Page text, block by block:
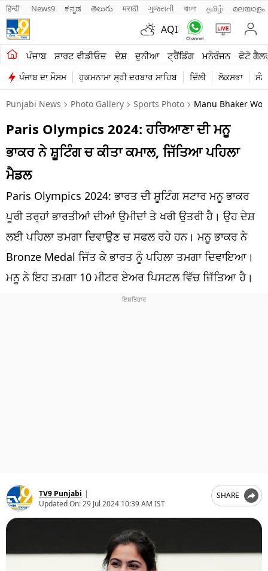
हिन्दी News9 ಕನ್ನಡ తెలుగు मराठी ગુજરાતી বাংলা தமிழ் മലയാളം
AQI
ਪੰਜਾਬ ਸ਼ਾਰਟ ਵੀਡੀਓਜ਼ ਦੇਸ਼ ਦੁਨੀਆ ਟ੍ਰੈਂਡਿੰਗ ਮਨੋਰੰਜਨ ਫੋਟੋ
ਪੰਜਾਬ ਦਾ ਮੌਸਮ ਹੁਕਮਨਾਮਾ ਸ੍ਰੀ ਦਰਬਾਰ ਸਾਹਿਬ ਦਿੱਲੀ ਲੋਕਸਭਾ
ਖੇਤੀਬਾੜੀ
ਸ਼ਾਰਟ ਵੀਡੀਓਜ਼
ਕਾਰੋਬਾਰ
ਕਰਿਅਰ
ਮਨੋਰੰਜਨ
ਦੇਸ਼
ਲਾਈਫ ਸਟਾਈਲ
ਪੰਜਾਬ
ਧਰਮ
Punjabi News Photo Gallery Sports Photo Manu Bhaker
Paris Olympics 2024: ਹਰਿਆਣਾ ਦੀ ਮਨੂ
ਭਾਕਰ ਨੇ ਸ਼ੂਟਿੰਗ ਚ ਕੀਤਾ ਕਮਾਲ, ਜਿੱਤਿਆ ਪਹਿਲਾ
ਮੈਡਲ
Paris Olympics 2024: ਭਾਰਤ ਦੀ ਸ਼ੂਟਿੰਗ ਸਟਾਰ ਮਨੂ ਭਾਕਰ
ਪੂਰੀ ਤਰ੍ਹਾਂ ਭਾਰਤੀਆਂ ਦੀਆਂ ਉਮੀਦਾਂ ਤੇ ਖਰੀ ਉਤਰੀ ਹੈ। ਉਹ ਦੇਸ਼
ਲਈ ਪਹਿਲਾ ਤਮਗਾ ਦਿਵਾਉਣ ਚ ਸਫਲ ਰਹੇ ਹਨ। ਮਨੂ ਭਾਕਰ ਨੇ
Bronze Medal ਜਿੱਤ ਕੇ ਭਾਰਤ ਨੂੰ ਪਹਿਲਾ ਤਮਗਾ ਦਿਵਾਇਆ।
ਮਨੂ ਨੇ ਇਹ ਤਮਗਾ 10 ਮੀਟਰ ਏਅਰ ਪਿਸਟਲ ਵਿੱਚ ਜਿੱਤਿਆ ਹੈ।
TV9 Punjabi |
Updated On:29 Jul 2024 10:39 AM IST
SHARE